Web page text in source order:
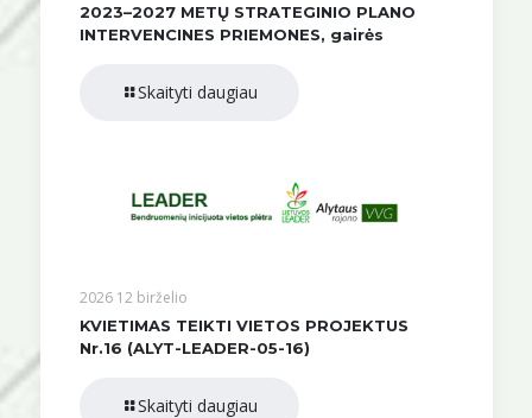
2023–2027 METŲ STRATEGINIO PLANO
INTERVENCINES PRIEMONES, gairės
Skaityti daugiau
2026 12 birželio
KVIETIMAS TEIKTI VIETOS PROJEKTUS
Nr.16 (ALYT-LEADER-05-16)
Skaityti daugiau